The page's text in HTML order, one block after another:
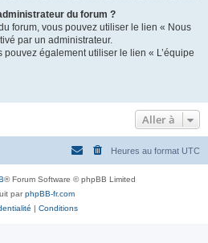
du forum ?
forum, vous pouvez utiliser le lien « Nous
par un administrateur.
pouvez également utiliser le lien « L’équipe
Aller à
Heures au format UTC
® Forum Software © phpBB Limited
parphpBB-fr.com
| Conditions